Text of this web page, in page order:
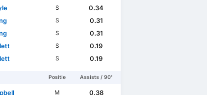
S
0.34
S
0.31
S
0.31
S
0.19
S 0.19
Positie Assists / 90'
M
0.38